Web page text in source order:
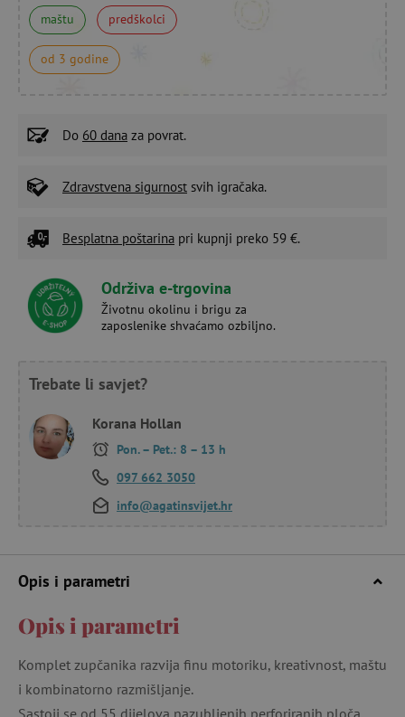
maštu predškolci
od 3 godine
Do 60 dana za povrat.
Zdravstvena sigurnost svih igračaka.
Besplatna poštarina pri kupnji preko 59 €.
Održiva e-trgovina
Životnu okolinu i brigu za
zaposlenike shvaćamo ozbiljno.
Trebate li savjet?
Korana Hollan
Pon. – Pet.: 8 – 13 h
097 662 3050
info@agatinsvijet.hr
Opis i parametri
Opis i parametri
Komplet zupčanika razvija finu motoriku, kreativnost, maštu
i kombinatorno razmišljanje.
Sastoji se od 55 dijelova nazubljenih perforiranih ploča,